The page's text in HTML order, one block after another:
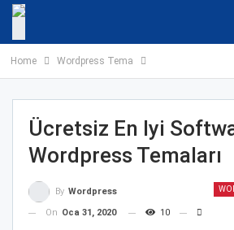
Home Wordpress Tema
Ücretsiz En Iyi
Wordpress Temaları
By Wordpress
On Oca 31, 2020 10